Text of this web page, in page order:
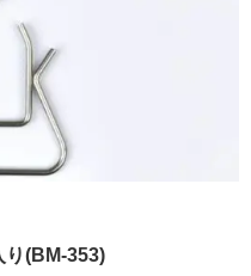
り(BM-353)